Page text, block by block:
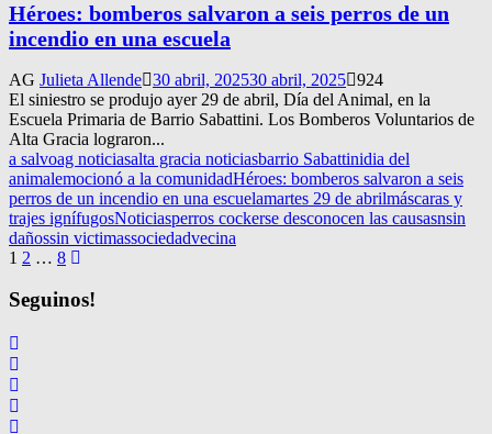
Héroes: bomberos salvaron a seis perros de un
incendio en una escuela
AG Julieta Allende 30 abril, 202530 abril, 2025 924
El siniestro se produjo ayer 29 de abril, Día del Animal, en la
Escuela Primaria de Barrio Sabattini. Los Bomberos Voluntarios de
Alta Gracia lograron...
a salvoag noticiasalta gracia noticiasbarrio Sabattinidia del
animalemocionó a la comunidadHéroes: bomberos salvaron a seis
perros de un incendio en una escuelamartes 29 de abrilmáscaras y
trajes ignífugosNoticiasperros cockerse desconocen las causasnsin
dañossin victimassociedadvecina
Navegación
de
entradas
1 2 … 8
Seguinos!